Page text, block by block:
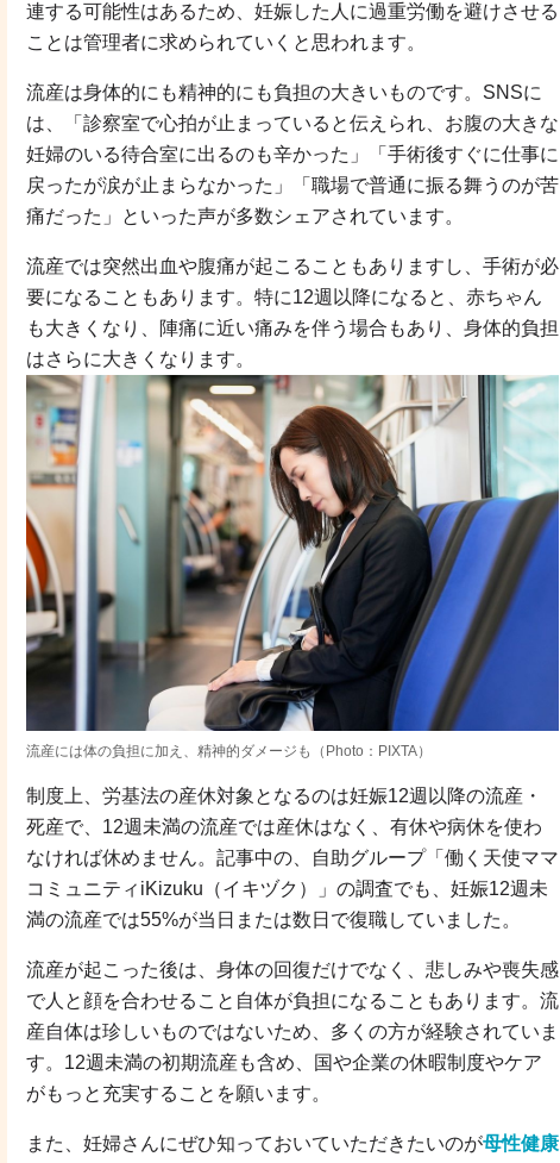
連する可能性はあるため、妊娠した人に過重労働を避けさせる
ことは管理者に求められていくと思われます。
流産は身体的にも精神的にも負担の大きいものです。SNSに
は、「診察室で心拍が止まっていると伝えられ、お腹の大きな
妊婦のいる待合室に出るのも辛かった」「手術後すぐに仕事に
戻ったが涙が止まらなかった」「職場で普通に振る舞うのが苦
痛だった」といった声が多数シェアされています。
流産では突然出血や腹痛が起こることもありますし、手術が必
要になることもあります。特に12週以降になると、赤ちゃん
も大きくなり、陣痛に近い痛みを伴う場合もあり、身体的負担
はさらに大きくなります。
流産には体の負担に加え、精神的ダメージも（Photo：PIXTA）
制度上、労基法の産休対象となるのは妊娠12週以降の流産・
死産で、12週未満の流産では産休はなく、有休や病休を使わ
なければ休めません。記事中の、自助グループ「働く天使ママ
コミュニティiKizuku（イキヅク）」の調査でも、妊娠12週未
満の流産では55%が当日または数日で復職していました。
流産が起こった後は、身体の回復だけでなく、悲しみや喪失感
で人と顔を合わせること自体が負担になることもあります。流
産自体は珍しいものではないため、多くの方が経験されていま
す。12週未満の初期流産も含め、国や企業の休暇制度やケア
がもっと充実することを願います。
また、妊婦さんにぜひ知っておいていただきたいのが母性健康